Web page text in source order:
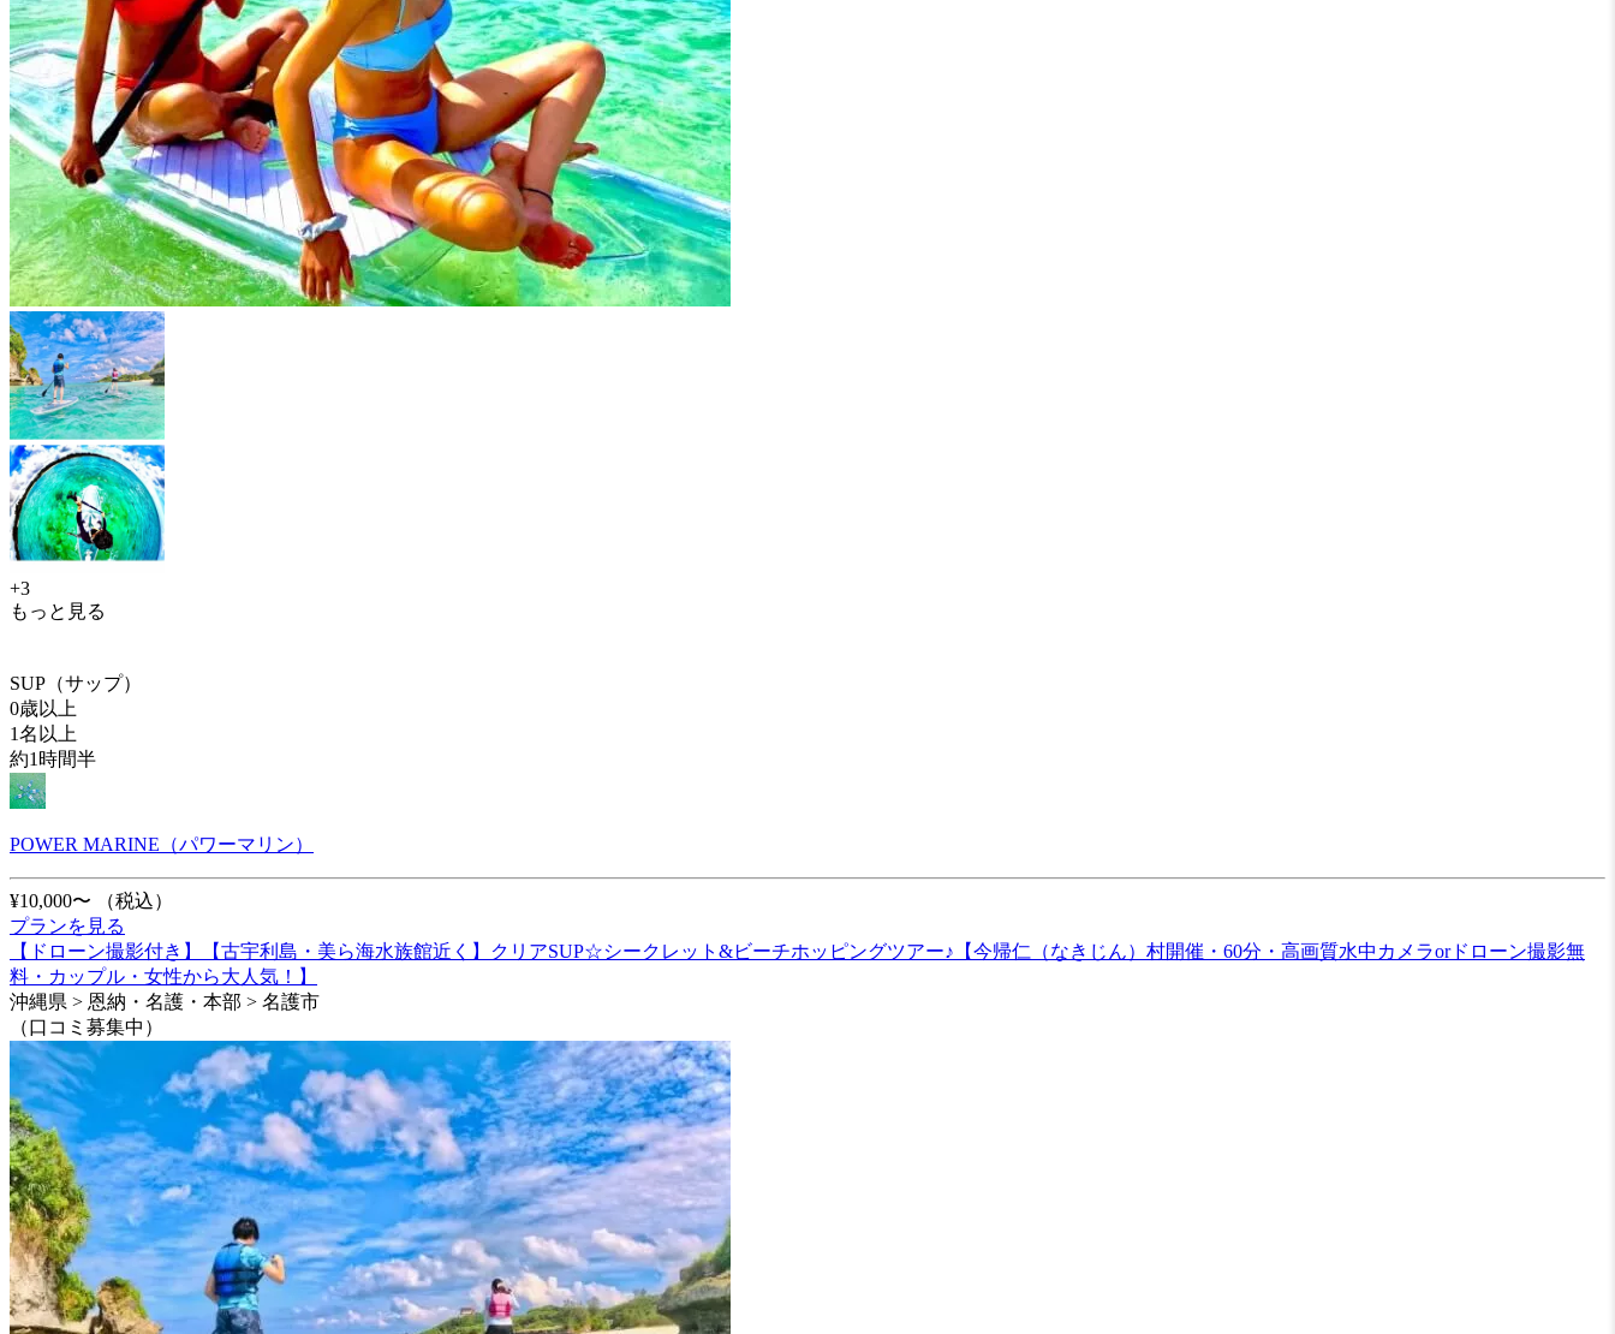
+3
もっと見る
SUP（サップ）
0歳以上
1名以上
約1時間半
POWER MARINE（パワーマリン）
¥10,000〜
（税込）
プランを見る
【ドローン撮影付き】【古宇利島・美ら海水族館近く】クリアSUP☆シークレット&ビーチホッピングツアー♪【今帰仁（なきじん）村開催・60分・高画質水中カメラorドローン撮影無
料・カップル・女性から大人気！】
沖縄県 > 恩納・名護・本部 > 名護市
（口コミ募集中）